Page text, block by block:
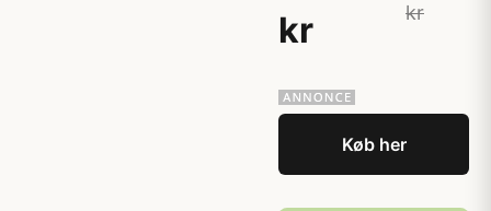
kr
kr
Køb her